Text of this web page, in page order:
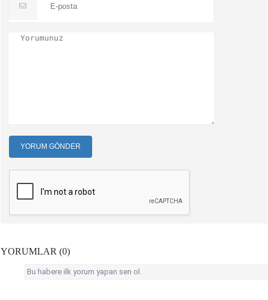
YORUM GÖNDER
YORUMLAR (0)
Bu habere ilk yorum yapan sen ol.